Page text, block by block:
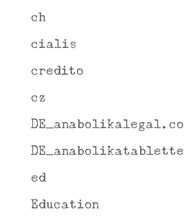
ch
cialis
credito
cz
ed
Education